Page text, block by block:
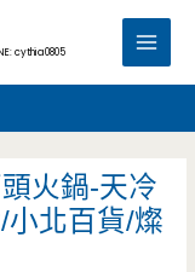
cythia0805
Main
火鍋-天冷
小北百貨/燦